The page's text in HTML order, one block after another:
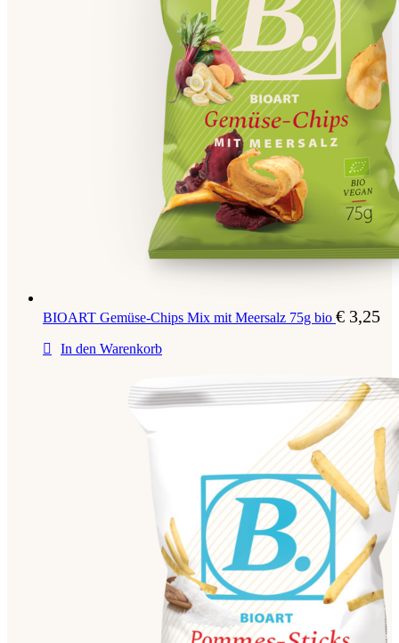
BIOART Gemüse-Chips Mix mit Meersalz 75g bio € 3,25
In den Warenkorb